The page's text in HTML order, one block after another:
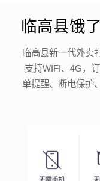
临高县饿
临高县新一代外卖
支持WIFI、4G，
单提醒、断电保护